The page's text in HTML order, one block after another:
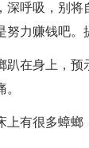
深呼吸，别将
努力赚钱吧。
趴在身上，
上有很多蟑螂